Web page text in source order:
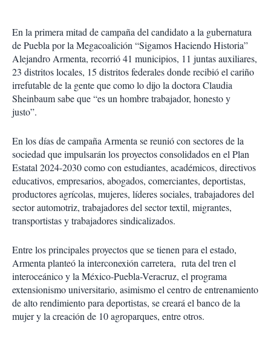
En la primera mitad de campaña del candidato a la gubernatura
de Puebla por la Megacoalición “Sigamos Haciendo Historia”
Alejandro Armenta, recorrió 41 municipios, 11 juntas auxiliares,
23 distritos locales, 15 distritos federales donde recibió el cariño
irrefutable de la gente que como lo dijo la doctora Claudia
Sheinbaum sabe que “es un hombre trabajador, honesto y
justo”.
En los días de campaña Armenta se reunió con sectores de la
sociedad que impulsarán los proyectos consolidados en el Plan
Estatal 2024-2030 como con estudiantes, académicos, directivos
educativos, empresarios, abogados, comerciantes, deportistas,
productores agrícolas, mujeres, líderes sociales, trabajadores del
sector automotriz, trabajadores del sector textil, migrantes,
transportistas y trabajadores sindicalizados.
Entre los principales proyectos que se tienen para el estado,
Armenta planteó la interconexión carretera, ruta del tren el
interoceánico y la México-Puebla-Veracruz, el programa
extensionismo universitario, asimismo el centro de entrenamiento
de alto rendimiento para deportistas, se creará el banco de la
mujer y la creación de 10 agroparques, entre otros.